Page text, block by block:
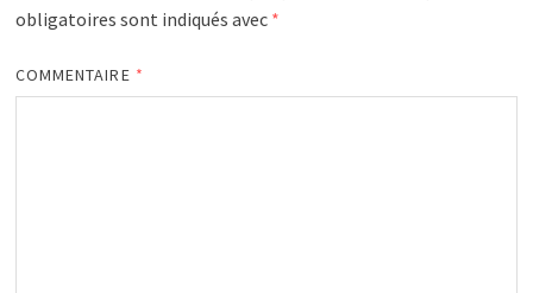
obligatoires sont indiqués avec *
COMMENTAIRE *